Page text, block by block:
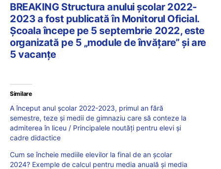
BREAKING Structura anului școlar 2022-
2023 a fost publicată în Monitorul Oficial.
Școala începe pe 5 septembrie 2022, este
organizată pe 5 „module de învățare” și are
5 vacanțe
Similare
A început anul școlar 2022-2023, primul an fără
semestre, teze și medii de gimnaziu care să conteze la
admiterea în liceu / Principalele noutăți pentru elevi și
cadre didactice
Cum se încheie mediile elevilor la final de an școlar
2024? Exemple de calcul pentru media anuală și media